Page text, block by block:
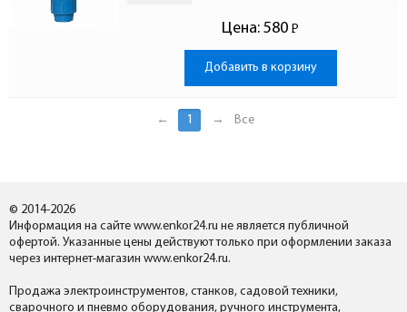
Цена: 580 Р
-
Добавить в корзину
← 1 → Все
© 2014-2026
Информация на сайте www.enkor24.ru не является публичной
офертой. Указанные цены действуют только при оформлении заказа
через интернет-магазин www.enkor24.ru.
Продажа электроинструментов, станков, садовой техники,
сварочного и пневмо оборудования, ручного инструмента,